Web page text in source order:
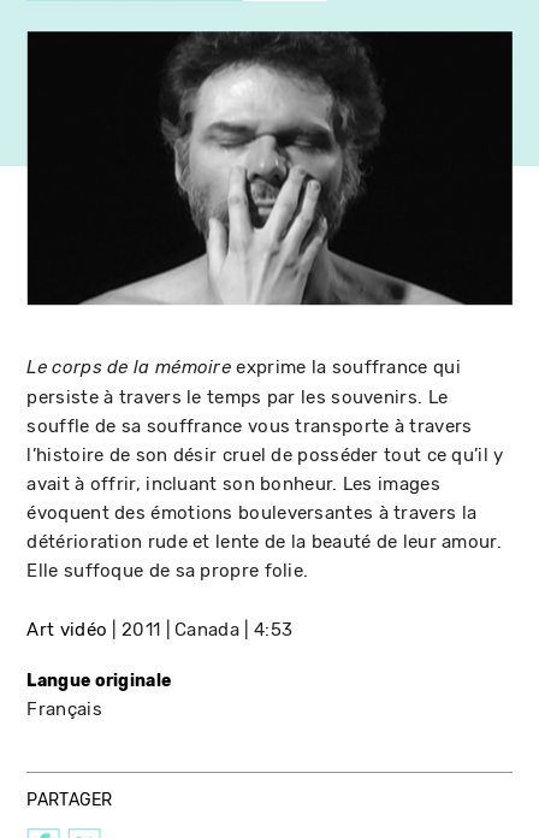
Le corps de la mémoire exprime la souffrance qui
persiste à travers le temps par les souvenirs. Le
souffle de sa souffrance vous transporte à travers
l’histoire de son désir cruel de posséder tout ce qu’il y
avait à offrir, incluant son bonheur. Les images
évoquent des émotions bouleversantes à travers la
détérioration rude et lente de la beauté de leur amour.
Elle suffoque de sa propre folie.
Art vidéo 2011 Canada 4:53
Langue originale
Français
PARTAGER